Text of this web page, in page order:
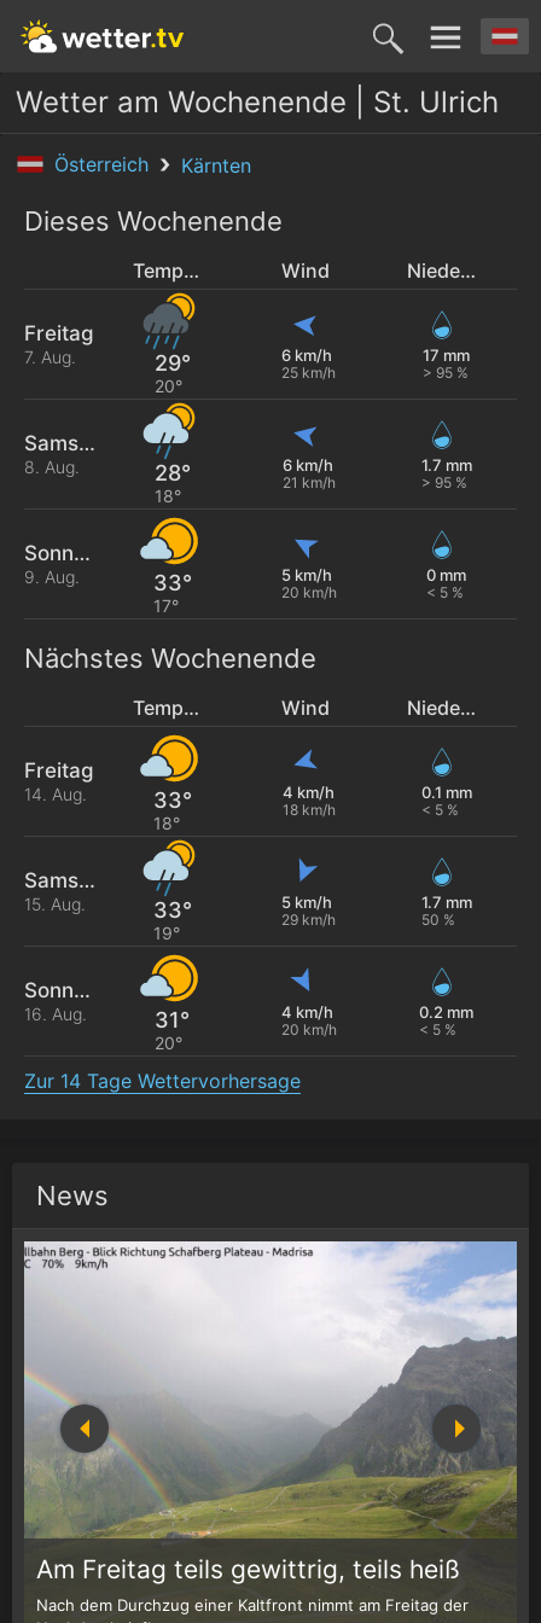
Wetter am Wochenende | St. Ulrich
Österreich Kärnten
Dieses Wochenende
Temperatur Wind Niederschlag
Freitag
7. Aug. 29°
20°
6 km/h
25 km/h
17 mm
> 95 %
Samstag
8. Aug. 28°
18°
6 km/h
21 km/h
1.7 mm
> 95 %
Sonntag
9. Aug. 33°
17°
5 km/h
20 km/h
0 mm
< 5 %
Nächstes Wochenende
Temperatur Wind Niederschlag
Freitag
14. Aug. 33°
18°
4 km/h
18 km/h
0.1 mm
< 5 %
Samstag
15. Aug. 33°
19°
5 km/h
29 km/h
1.7 mm
50 %
Sonntag
16. Aug. 31°
20°
4 km/h
20 km/h
0.2 mm
< 5 %
Zur 14 Tage Wettervorhersage
News
Am Freitag teils gewittrig, teils heiß
Nach dem Durchzug einer Kaltfront nimmt am Freitag der